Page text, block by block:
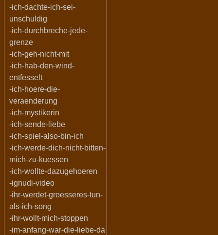
-ich-dachte-ich-sei-
unschuldig
-ich-durchbreche-jede-
grenze
-ich-geh-nicht-mit
-ich-hab-den-wind-
entfesselt
-ich-hoere-die-
veraenderung
-ich-mystikerin
-ich-sende-liebe
-ich-spiel-also-bin-ich
-ich-werde-dich-nicht-bitten-
mich-zu-kuessen
-ich-wollte-dazugehoeren
-ignudi-video
-ihr-werdet-groesseres-tun-
als-ich-song
-ihr-wollt-mich-stoppen
-im-anfang-war-die-liebe-da